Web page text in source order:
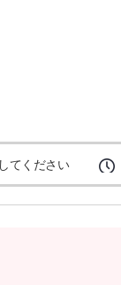
てください